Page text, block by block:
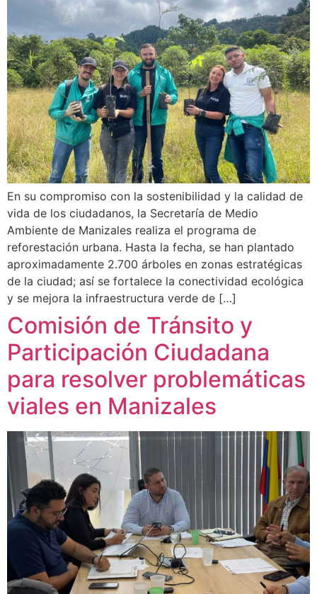
En su compromiso con la sostenibilidad y la calidad de
vida de los ciudadanos, la Secretaría de Medio
Ambiente de Manizales realiza el programa de
reforestación urbana. Hasta la fecha, se han plantado
aproximadamente 2.700 árboles en zonas estratégicas
de la ciudad; así se fortalece la conectividad ecológica
y se mejora la infraestructura verde de […]
Comisión de Tránsito y
Participación Ciudadana
para resolver problemáticas
viales en Manizales